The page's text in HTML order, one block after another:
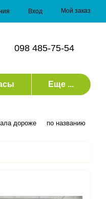
Вход Мой заказ
098 485-75-54
Еще ...
дороже по названию